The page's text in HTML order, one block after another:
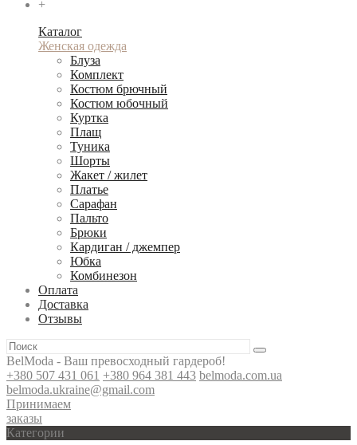
+
Каталог
Женская одежда
Блуза
Комплект
Костюм брючный
Костюм юбочный
Куртка
Плащ
Туника
Шорты
Жакет / жилет
Платье
Сарафан
Пальто
Брюки
Кардиган / джемпер
Юбка
Комбинезон
Оплата
Доставка
Отзывы
BelModa - Ваш превосходный гардероб!
+380 507 431 061 +380 964 381 443 belmoda.com.ua
belmoda.ukraine@gmail.com
Принимаем
заказы
Категории